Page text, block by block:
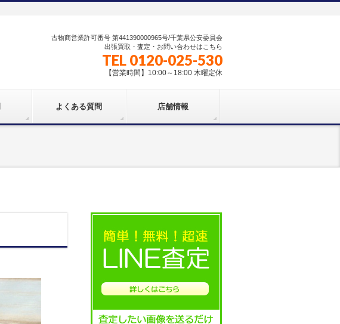
古物商営業許可番号 第441390000965号/千葉県公安委員会
出張買取・査定・お問い合わせはこちら
TEL 0120-025-530
【営業時間】10:00～18:00 木曜定休
よくある質問 店舗情報